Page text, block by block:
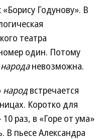
Годунову». В
театра
один. Потому
народаневозможна.
народвстречается
Коротко для
раз, в «Горе от ума»
пьесе Александра